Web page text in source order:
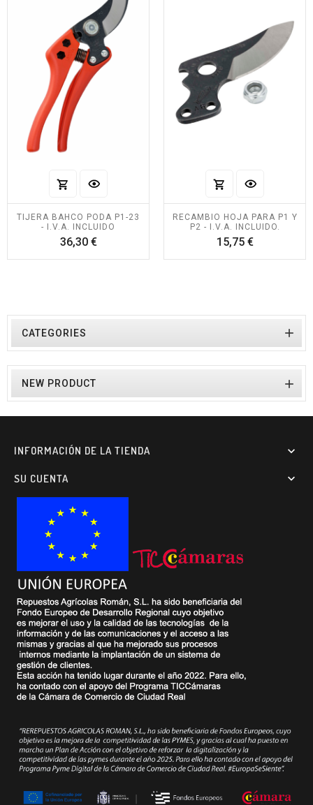
TIJERA BAHCO PODA P1-23
- I.V.A. INCLUIDO
36,30 €Precio
RECAMBIO HOJA PARA P1 Y
P2 - I.V.A. INCLUIDO.
15,75 €Precio
CATEGORIES 
NEW PRODUCT 
INFORMACIÓN DE LA TIENDA 
SU CUENTA 